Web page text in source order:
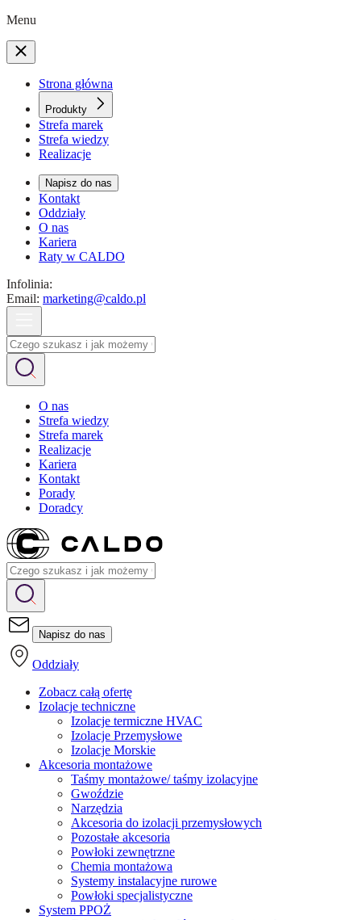
Menu
Strona główna
Produkty
Strefa marek
Strefa wiedzy
Realizacje
Napisz do nas
Kontakt
Oddziały
O nas
Kariera
Raty w CALDO
Infolinia:
Email: marketing@caldo.pl
O nas
Strefa wiedzy
Strefa marek
Realizacje
Kariera
Kontakt
Porady
Doradcy
Napisz do nas
Oddziały
Zobacz całą ofertę
Izolacje techniczne
Izolacje termiczne HVAC
Izolacje Przemysłowe
Izolacje Morskie
Akcesoria montażowe
Taśmy montażowe/ taśmy izolacyjne
Gwoździe
Narzędzia
Akcesoria do izolacji przemysłowych
Pozostałe akcesoria
Powłoki zewnętrzne
Chemia montażowa
Systemy instalacyjne rurowe
Powłoki specjalistyczne
System PPOŻ